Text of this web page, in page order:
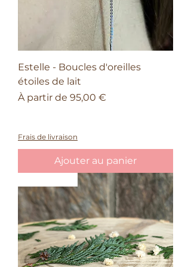
Estelle - Boucles d'oreilles
étoiles de lait
À partir de 95,00 €
Prix promotionnel
Frais de livraison
Ajouter au panier